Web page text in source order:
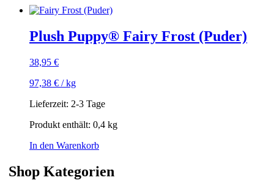
Plush Puppy® Fairy Frost (Puder)
38,95 €
97,38 € /kg
Lieferzeit: 2-3 Tage
Produkt enthält: 0,4 kg
In den Warenkorb
Shop Kategorien